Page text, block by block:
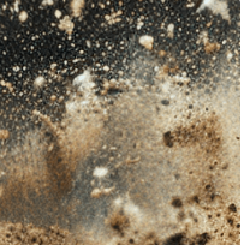
быть
в совершенно
симфоническую
мы говорим офугато
как это
из 7 симфонии
Сможете